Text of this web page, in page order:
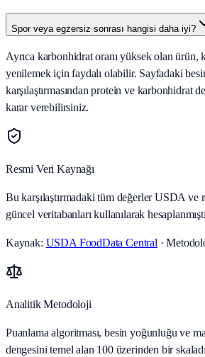
Spor veya egzersiz sonrası hangisi daha iyi?
Ayrıca karbonhidrat oranı yüksek olan ürün,
yenilemek için faydalı olabilir. Sayfadaki
karşılaştırmasından protein ve karbonhidrat
karar verebilirsiniz.
Resmi Veri Kaynağı
Bu karşılaştırmadaki tüm değerler USDA ve
güncel veritabanları kullanılarak
Kaynak: USDA FoodData Central ·
Analitik Metodoloji
Puanlama algoritması, besin yoğunluğu ve
dengesini temel alan 100 üzerinden bir